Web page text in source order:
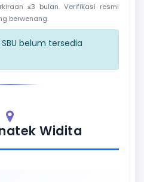
≤3 bulan. Verifikasi resmi
berwenang.
belum tersedia
Widita